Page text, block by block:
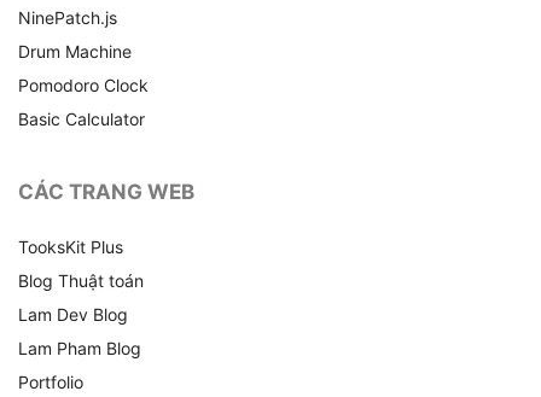
NinePatch.js
Drum Machine
Pomodoro Clock
Basic Calculator
CÁC TRANG WEB
TooksKit Plus
Blog Thuật toán
Lam Dev Blog
Lam Pham Blog
Portfolio